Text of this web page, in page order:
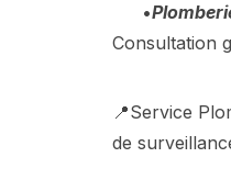
•
Consultation
📍Service
de